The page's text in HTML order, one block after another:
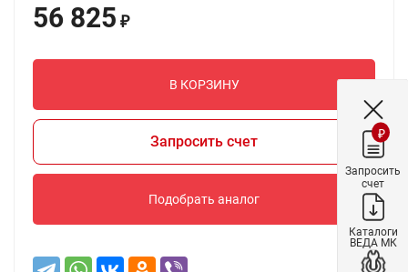
56 825 ₽
В КОРЗИНУ
Запросить счет
Подобрать аналог
₽
Запросить
счет
Каталоги
ВЕДА МК